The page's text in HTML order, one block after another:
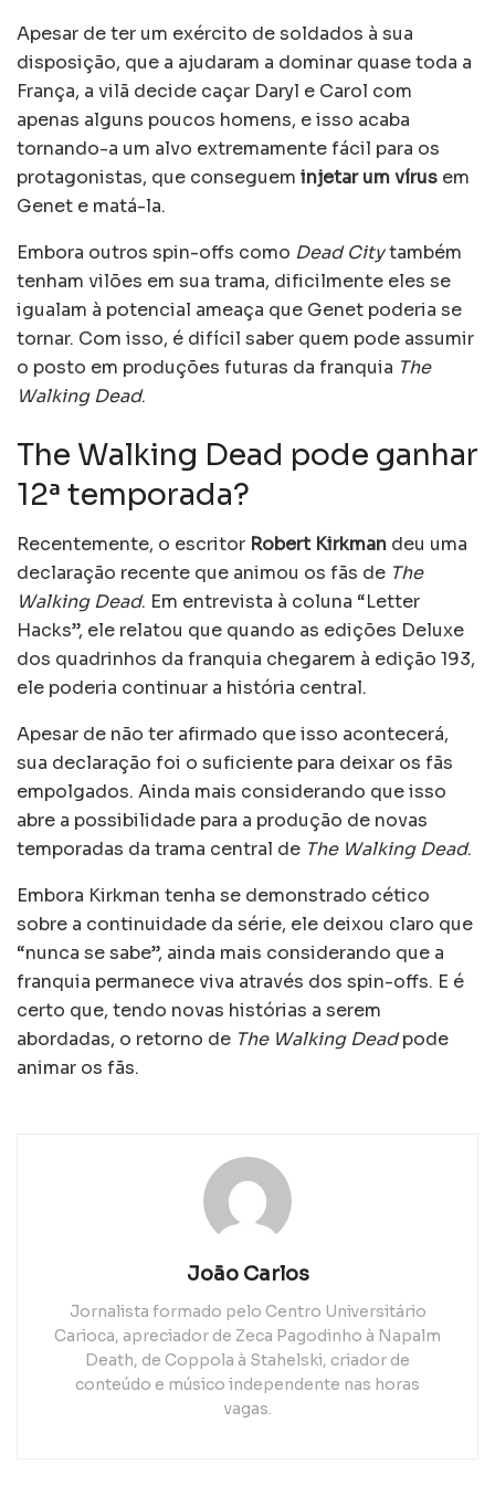
Apesar de ter um exército de soldados à sua
disposição, que a ajudaram a dominar quase toda a
França, a vilã decide caçar Daryl e Carol com
apenas alguns poucos homens, e isso acaba
tornando-a um alvo extremamente fácil para os
protagonistas, que conseguem injetar um vírus em
Genet e matá-la.
Embora outros spin-offs como Dead Citytambém
tenham vilões em sua trama, dificilmente eles se
igualam à potencial ameaça que Genet poderia se
tornar. Com isso, é difícil saber quem pode assumir
o posto em produções futuras da franquia The
Walking Dead.
The Walking Dead pode ganhar
12ª temporada?
Recentemente, o escritor Robert Kirkman deu uma
declaração recente que animou os fãs de The
Walking Dead. Em entrevista à coluna “Letter
Hacks”, ele relatou que quando as edições Deluxe
dos quadrinhos da franquia chegarem à edição 193,
ele poderia continuar a história central.
Apesar de não ter afirmado que isso acontecerá,
sua declaração foi o suficiente para deixar os fãs
empolgados. Ainda mais considerando que isso
abre a possibilidade para a produção de novas
temporadas da trama central de The Walking Dead.
Embora Kirkman tenha se demonstrado cético
sobre a continuidade da série, ele deixou claro que
“nunca se sabe”, ainda mais considerando que a
franquia permanece viva através dos spin-offs. E é
certo que, tendo novas histórias a serem
abordadas, o retorno de The Walking Deadpode
animar os fãs.
João Carlos
Jornalista formado pelo Centro Universitário
Carioca, apreciador de Zeca Pagodinho à Napalm
Death, de Coppola à Stahelski, criador de
conteúdo e músico independente nas horas
vagas.